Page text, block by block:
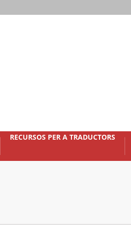
RECURSOS PER A TRADUCTORS